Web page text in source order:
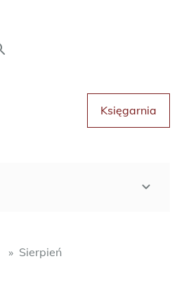
Księgarnia
Sierpień